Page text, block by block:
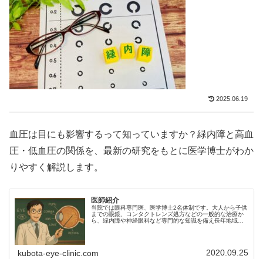
2025.06.19
血圧は目にも影響するって知っていますか？緑内障と高血
圧・低血圧の関係を、最新の研究をもとに医学博士がわか
りやすく解説します。
医師紹介
当院では眼科専門医、医学博士2名体制です。大人から子供
までの眼鏡、コンタクトレンズ処方などの一般的な治療か
ら、緑内障や神経眼科など専門的な知識を備え長年地域の
kubota-eye-clinic.com 2020.09.25